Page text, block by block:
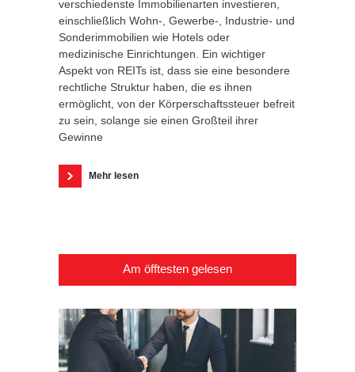
verschiedenste Immobilienarten investieren,
einschließlich Wohn-, Gewerbe-, Industrie- und
Sonderimmobilien wie Hotels oder
medizinische Einrichtungen. Ein wichtiger
Aspekt von REITs ist, dass sie eine besondere
rechtliche Struktur haben, die es ihnen
ermöglicht, von der Körperschaftssteuer befreit
zu sein, solange sie einen Großteil ihrer
Gewinne
Mehr lesen
Am öfftesten gelesen